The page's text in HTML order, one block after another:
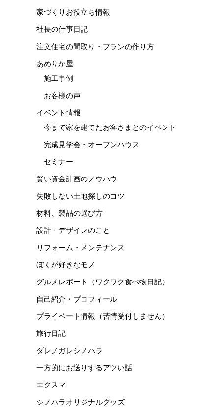
家づくりお役立ち情報
社長の仕事日記
注文住宅の間取り・プランの作り方
あめりか屋
施工事例
お客様の声
イベント情報
今まで家を建てたお客さまとのイベント
完成見学会・オープンハウス
セミナー
賢い資金計画のノウハウ
失敗しない土地探しのコツ
材料、製品の選び方
設計・デザインのこと
リフォーム・メンテナンス
ぼくが好きなモノ
グルメレポート（ワクワク食べ物日記）
自己紹介・プロフィール
プライベート情報（苦情受付しません）
旅行日記
ダレノガレシノハラ
一方的にお送りするアツい話
エクスマ
シノハラオリジナルグッズ